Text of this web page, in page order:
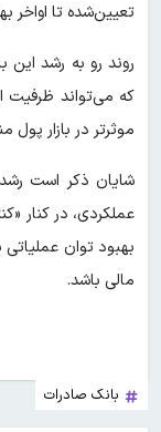
تعیین‌شده تا اواخر
روند رو به رشد این
که می‌تواند ظرفیت
موثرتر در بازار پول
شایان ذکر است
عملکردی، در کنار
بهبود توان
مالی باشد.
بانک صادرات